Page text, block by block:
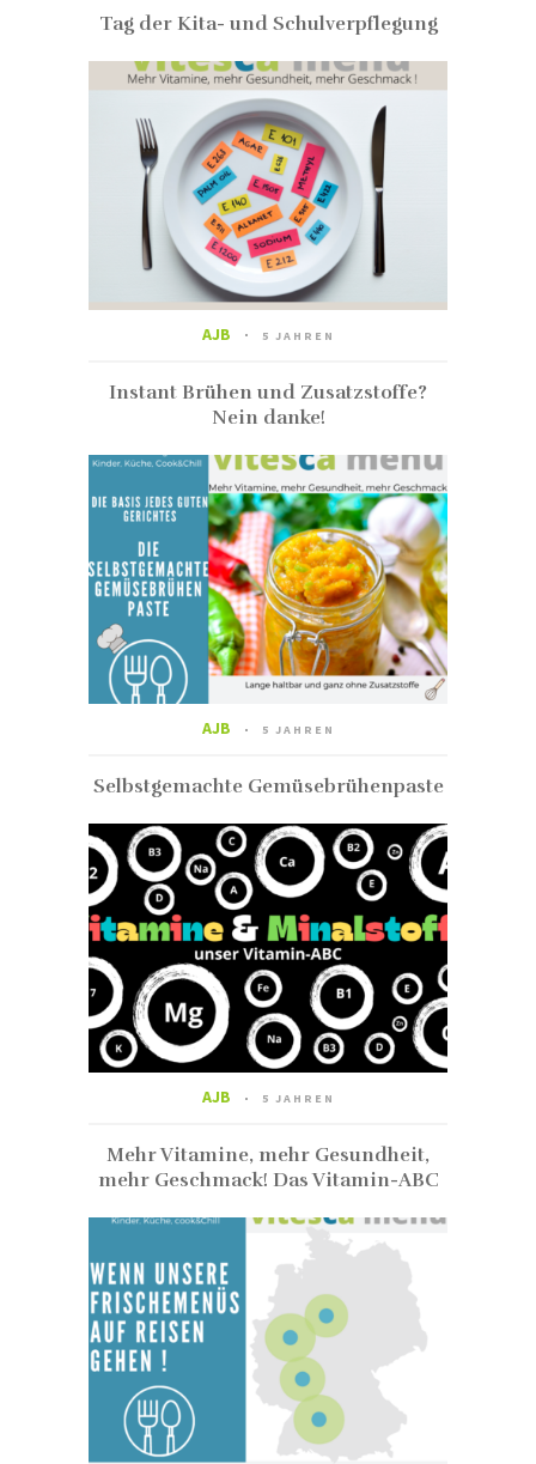
Tag der Kita- und Schulverpflegung
AJB 5 JAHREN
Instant Brühen und Zusatzstoffe?
Nein danke!
AJB 5 JAHREN
Selbstgemachte Gemüsebrühenpaste
AJB 5 JAHREN
Mehr Vitamine, mehr Gesundheit,
mehr Geschmack! Das Vitamin-ABC